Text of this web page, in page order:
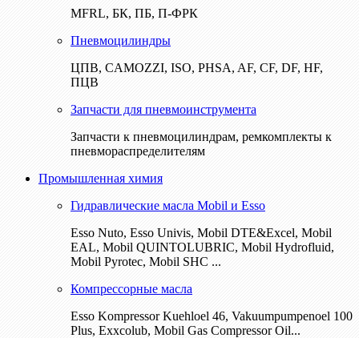
MFRL, БК, ПБ, П-ФРК
Пневмоцилиндры
ЦПВ, CAMOZZI, ISO, PHSA, AF, CF, DF, HF,
ПЦВ
Запчасти для пневмоинструмента
Запчасти к пневмоцилиндрам, ремкомплекты к
пневмораспределителям
Промышленная химия
Гидравлические масла Mobil и Esso
Esso Nuto, Esso Univis, Mobil DTE&Excel, Mobil
EAL, Mobil QUINTOLUBRIC, Mobil Hydrofluid,
Mobil Pyrotec, Mobil SHC ...
Компрессорные масла
Esso Kompressor Kuehloel 46, Vakuumpumpenoel 100
Plus, Exxcolub, Mobil Gas Compressor Oil...